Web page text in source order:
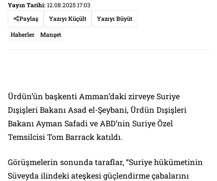
Yayın Tarihi:12.08.2025 17:03
Paylaş
Yazıyı Küçült Yazıyı Büyüt
Haberler Manşet
Ürdün’ün başkenti Amman’daki zirveye Suriye
Dışişleri Bakanı Asad el-Şeybani, Ürdün Dışişleri
Bakanı Ayman Safadi ve ABD’nin Suriye Özel
Temsilcisi Tom Barrack katıldı.
Görüşmelerin sonunda taraflar, “Suriye hükümetinin
Süveyda ilindeki ateşkesi güçlendirme çabalarını